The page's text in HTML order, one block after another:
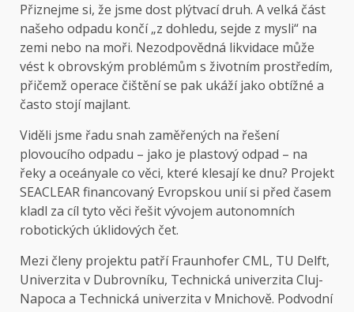
Přiznejme si, že jsme dost plýtvací druh. A velká část
našeho odpadu končí „z dohledu, sejde z mysli“ na
zemi nebo na moři. Nezodpovědná likvidace může
vést k obrovským problémům s životním prostředím,
přičemž operace čištění se pak ukáží jako obtížné a
často stojí majlant.
Viděli jsme řadu snah zaměřených na řešení
plovoucího odpadu – jako je plastový odpad – na
řekya oceányale co věci, které klesají ke dnu? Projekt
SEACLEAR financovaný Evropskou unií si před časem
kladl za cíl tyto věci řešit vývojem autonomních
robotických úklidových čet.
Mezi členy projektu patří Fraunhofer CML, TU Delft,
Univerzita v Dubrovníku, Technická univerzita Cluj-
Napoca a Technická univerzita v Mnichově. Podvodní